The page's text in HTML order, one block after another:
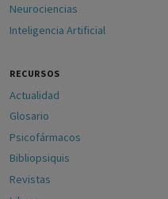
Neurociencias
Inteligencia Artificial
RECURSOS
Actualidad
Glosario
Psicofármacos
Bibliopsiquis
Revistas